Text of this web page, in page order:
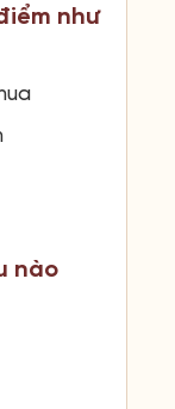
như
nào